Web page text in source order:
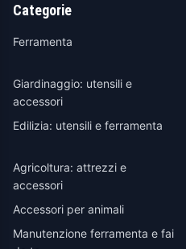
Categorie
Ferramenta
Giardinaggio: utensili e
accessori
Edilizia: utensili e ferramenta
Agricoltura: attrezzi e
accessori
Accessori per animali
Manutenzione ferramenta e fai